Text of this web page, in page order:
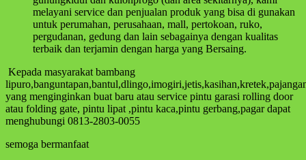
melayani service dan penjualan produk yang bisa di gunakan
untuk perumahan, perusahaan, mall, pertokoan, ruko,
pergudanan, gedung dan lain sebagainya dengan kualitas
terbaik dan terjamin dengan harga yang Bersaing.
Kepada masyarakat bambang
yang menginginkan buat baru atau service pintu garasi rolling door
atau folding gate, pintu lipat ,pintu kaca,pintu gerbang,pagar dapat
menghubungi 0813-2803-0055
semoga bermanfaat